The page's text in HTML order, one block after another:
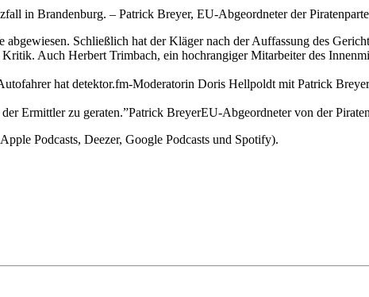
in Brandenburg. – Patrick Breyer, EU-Abgeordneter der
Schließlich hat der Kläger nach der Auffassung des
Auch Herbert Trimbach, ein hochrangiger Mitarbeiter des
hat detektor.fm-Moderatorin Doris Hellpoldt mit Patrick
Ermittler zu geraten.”Patrick BreyerEU-Abgeordneter von der
Podcasts, Deezer, Google Podcasts und Spotify).